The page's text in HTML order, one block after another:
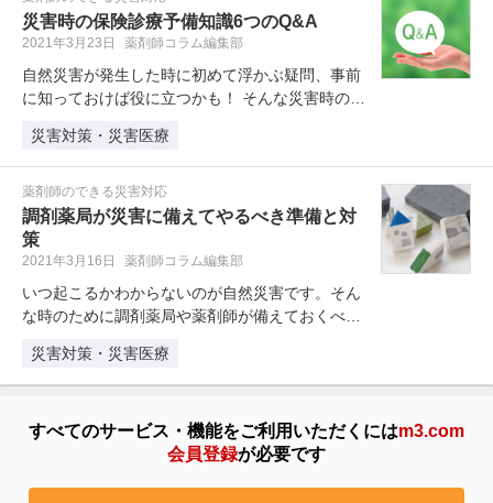
災害時の保険診療予備知識6つのQ&A
2021年3月23日 薬剤師コラム編集部
自然災害が発生した時に初めて浮かぶ疑問、事前
に知っておけば役に立つかも！ そんな災害時の保
災害対策・災害医療
薬剤師のできる災害対応
調剤薬局が災害に備えてやるべき準備と対
策
2021年3月16日 薬剤師コラム編集部
いつ起こるかわからないのが自然災害です。そん
な時のために調剤薬局や薬剤師が備えておくべき
災害対策・災害医療
すべてのサービス・機能をご利用いただくにはm3.com
会員登録が必要です